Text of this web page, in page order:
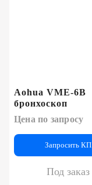
Aohua VME-6B
бронхоскоп
Цена по запросу
Запросить КП
Под заказ